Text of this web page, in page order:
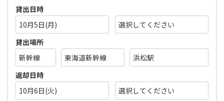
貸出日時
10月5日(月)
貸出場所
返却日時
10月6日(火)